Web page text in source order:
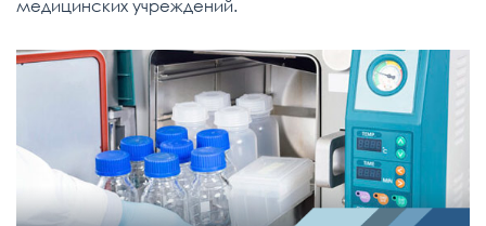
медицинских учреждений.